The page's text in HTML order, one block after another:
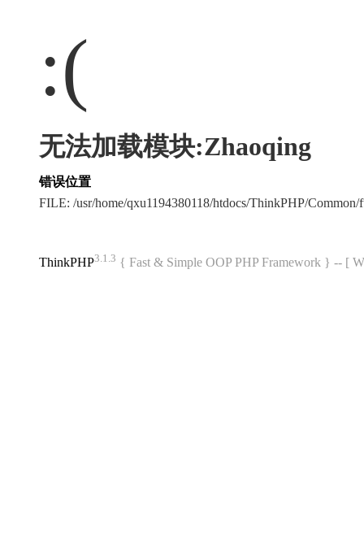
:(
无法加载模块:Zhaoqing
错误位置
FILE: /usr/home/qxu1194380118/htdocs/ThinkPHP/
ThinkPHP3.1.3 { Fast & Simple OOP PHP Framework } -- [